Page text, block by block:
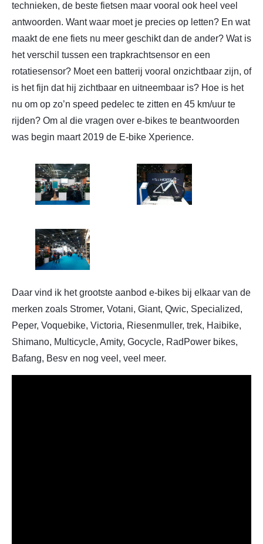
technieken, de beste fietsen maar vooral ook heel veel
antwoorden. Want waar moet je precies op letten? En wat
maakt de ene fiets nu meer geschikt dan de ander? Wat is
het verschil tussen een trapkrachtsensor en een
rotatiesensor? Moet een batterij vooral onzichtbaar zijn, of
is het fijn dat hij zichtbaar en uitneembaar is? Hoe is het
nu om op zo’n speed pedelec te zitten en 45 km/uur te
rijden? Om al die vragen over e-bikes te beantwoorden
was begin maart 2019 de E-bike Xperience.
Daar vind ik het grootste aanbod e-bikes bij elkaar van de
merken zoals Stromer, Votani, Giant, Qwic, Specialized,
Peper, Voquebike, Victoria, Riesenmuller, trek, Haibike,
Shimano, Multicycle, Amity, Gocycle, RadPower bikes,
Bafang, Besv en nog veel, veel meer.